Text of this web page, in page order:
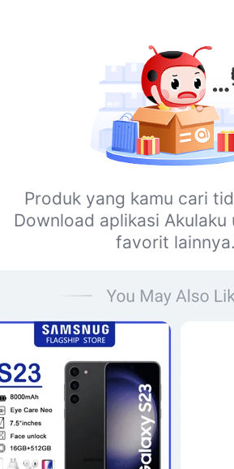
Produk yang kamu cari
Download aplikasi
favorit lainnya.